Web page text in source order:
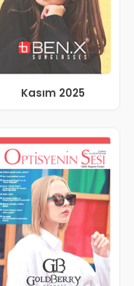
Kasım 2025